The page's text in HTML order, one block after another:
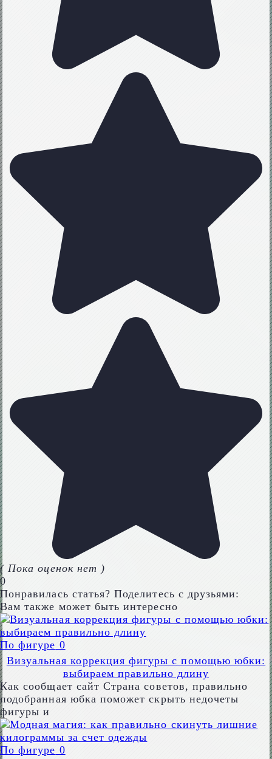
( Пока оценок нет )
0
Понравилась статья? Поделитесь с друзьями:
Вам также может быть интересно
По фигуре 0
Визуальная коррекция фигуры с помощью юбки:
выбираем правильно длину
Как сообщает сайт Страна советов, правильно
подобранная юбка поможет скрыть недочеты
фигуры и
По фигуре 0